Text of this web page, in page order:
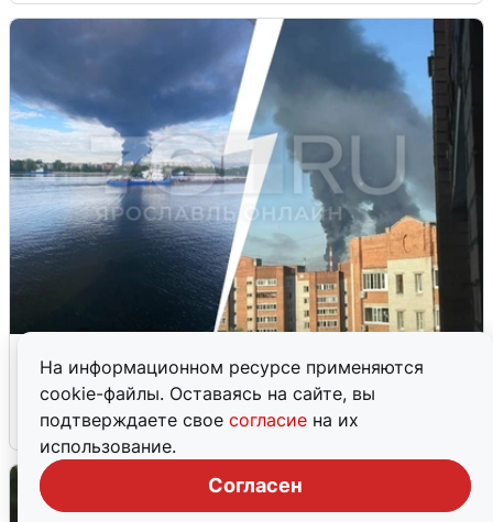
На информационном ресурсе применяются
cookie-файлы. Оставаясь на сайте, вы
подтверждаете свое согласие на их
использование.
Согласен
попадания и последствия
6 августа 0